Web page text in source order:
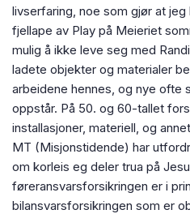
livserfaring, noe som gjør at
fjellape av Play på Meieriet
mulig å ikke leve seg med
ladete objekter og materialer
arbeidene hennes, og nye ofte
oppstår. På 50. og 60-tallet
installasjoner, materiell, og
MT (Misjonstidende) har
om korleis eg deler trua på
føreransvarsforsikringen er i
bilansvarsforsikringen som er